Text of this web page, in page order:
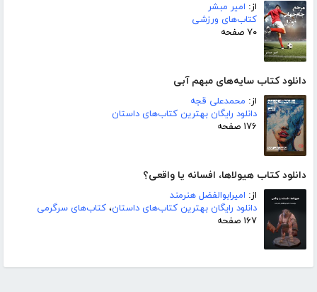
از: امیر مبشر
کتاب‌های ورزشی
۷۰ صفحه
دانلود کتاب سایه‌های مبهم آبی
از: محمدعلی قجه
دانلود رایگان بهترین کتاب‌های داستان
۱۷۶ صفحه
دانلود کتاب هیولاها، افسانه یا واقعی؟
از: امیرابوالفضل هنرمند
دانلود رایگان بهترین کتاب‌های داستان، کتاب‌های سرگرمی
۱۶۷ صفحه